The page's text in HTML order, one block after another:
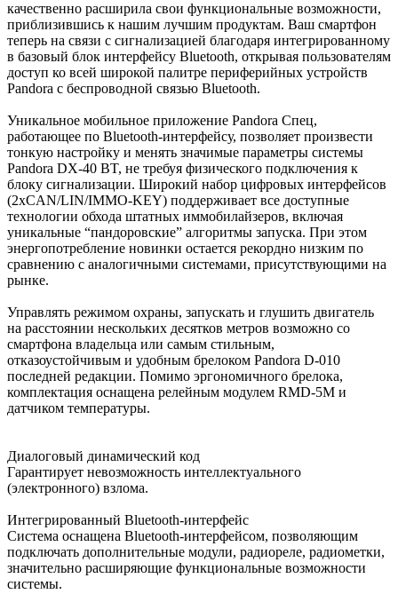
качественно расширила свои функциональные возможности,
приблизившись к нашим лучшим продуктам. Ваш смартфон
теперь на связи с сигнализацией благодаря интегрированному
в базовый блок интерфейсу Bluetooth, открывая пользователям
доступ ко всей широкой палитре периферийных устройств
Pandora с беспроводной связью Bluetooth.
Уникальное мобильное приложение Pandora Спец,
работающее по Bluetooth-интерфейсу, позволяет произвести
тонкую настройку и менять значимые параметры системы
Pandora DX-40 BT, не требуя физического подключения к
блоку сигнализации. Широкий набор цифровых интерфейсов
(2хCAN/LIN/IMMO-KEY) поддерживает все доступные
технологии обхода штатных иммобилайзеров, включая
уникальные “пандоровские” алгоритмы запуска. При этом
энергопотребление новинки остается рекордно низким по
сравнению с аналогичными системами, присутствующими на
рынке.
Управлять режимом охраны, запускать и глушить двигатель
на расстоянии нескольких десятков метров возможно со
смартфона владельца или самым стильным,
отказоустойчивым и удобным брелоком Pandora D-010
последней редакции. Помимо эргономичного брелока,
комплектация оснащена релейным модулем RMD-5M и
датчиком температуры.
Диалоговый динамический код
Гарантирует невозможность интеллектуального
(электронного) взлома.
Интегрированный Bluetooth-интерфейс
Система оснащена Bluetooth-интерфейсом, позволяющим
подключать дополнительные модули, радиореле, радиометки,
значительно расширяющие функциональные возможности
системы.